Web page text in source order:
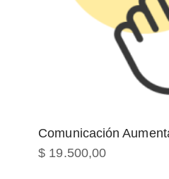
Comunicación
$ 19.500,00